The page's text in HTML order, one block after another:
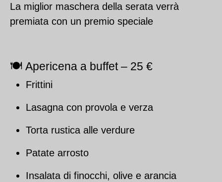
La miglior maschera della serata verrà
premiata con un premio speciale
🍽 Apericena a buffet – 25 €
Frittini
Lasagna con provola e verza
Torta rustica alle verdure
Patate arrosto
Insalata di finocchi, olive e arancia